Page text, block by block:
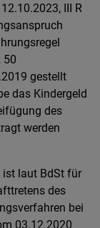
III R
50
gestellt
das Kindergeld
des
werden
ist laut BdSt für
des
bei
03.12.2020